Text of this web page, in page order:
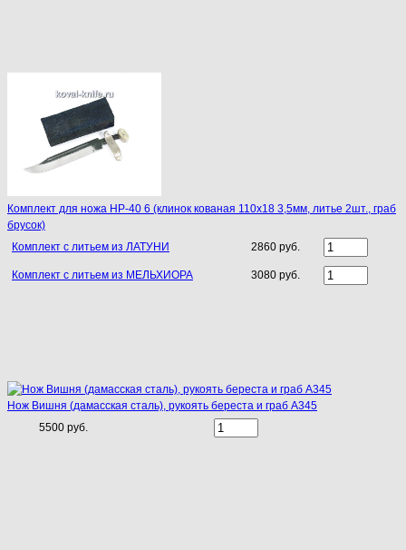
Комплект для ножа НР-40 6 (клинок кованая 110х18 3,5мм, литье 2шт., граб
брусок)
Комплект с литьем из ЛАТУНИ
2860 руб.
Комплект с литьем из МЕЛЬХИОРА 3080 руб.
Нож Вишня (дамасская сталь), рукоять береста и граб A345
5500 руб.